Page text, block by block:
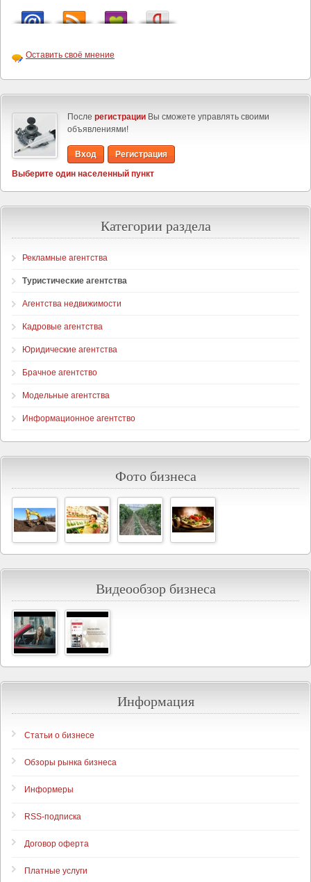
Оставить своё мнение
После регистрации Вы сможете управлять своими
объявлениями!
Вход
Регистрация
Выберите один населенный пункт
Категории раздела
Рекламные агентства
Туристические агентства
Агентства недвижимости
Кадровые агентства
Юридические агентства
Брачное агентство
Модельные агентства
Информационное агентство
Фото бизнеса
Видеообзор бизнеса
Информация
Статьи о бизнесе
Обзоры рынка бизнеса
Информеры
RSS-подписка
Договор оферта
Платные услуги